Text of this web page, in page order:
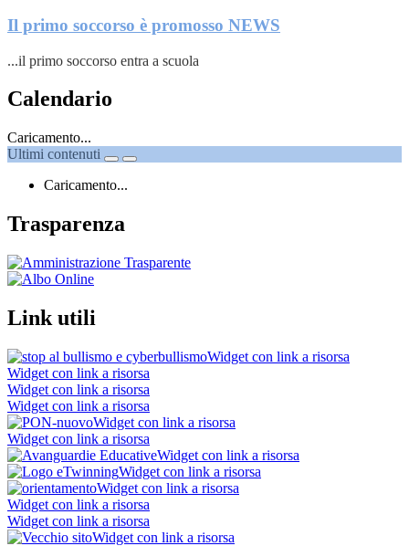
Il primo soccorso è promosso NEWS
...il primo soccorso entra a scuola
Calendario
Caricamento...
Ultimi contenuti
Caricamento...
Trasparenza
Link utili
Widget con link a risorsa
Widget con link a risorsa
Widget con link a risorsa
Widget con link a risorsa
Widget con link a risorsa
Widget con link a risorsa
Widget con link a risorsa
Widget con link a risorsa
Widget con link a risorsa
Widget con link a risorsa
Widget con link a risorsa
Widget con link a risorsa